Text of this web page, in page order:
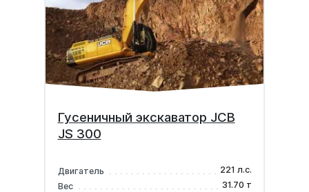
Гусеничный экскаватор JCB
JS 300
Двигатель
221 л.с.
Вес
31.70 т